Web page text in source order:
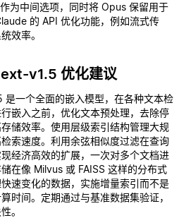
为中间选项，同时将 Opus 保留用于
的 API 优化功能，例如流式传
效率。
v1.5 优化建议
一个全面的嵌入模型，在各种文本检
嵌入之前，优化文本预处理，去除停
储效率。使用层级索引结构管理大规
索速度。利用余弦相似度过滤在查询
经济高效的扩展，一次对多个文档进
在像 Milvus 或 FAISS 这样的分布式
速变化的数据，实施增量索引而不是
时间。定期通过与基准数据集验证，
。